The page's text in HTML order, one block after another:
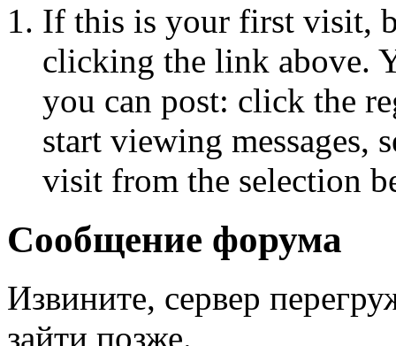
If this is your first visit,
clicking the link above.
you can post: click the
start viewing messages,
visit from the selection
Сообщение форума
Извините, сервер
зайти позже.